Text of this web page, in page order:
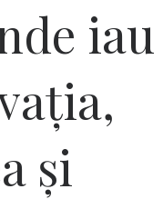
iau
și